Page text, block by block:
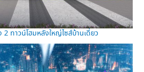
ทาวน์โฮมหลังใหญ่ไซส์บ้านเดี่ยว